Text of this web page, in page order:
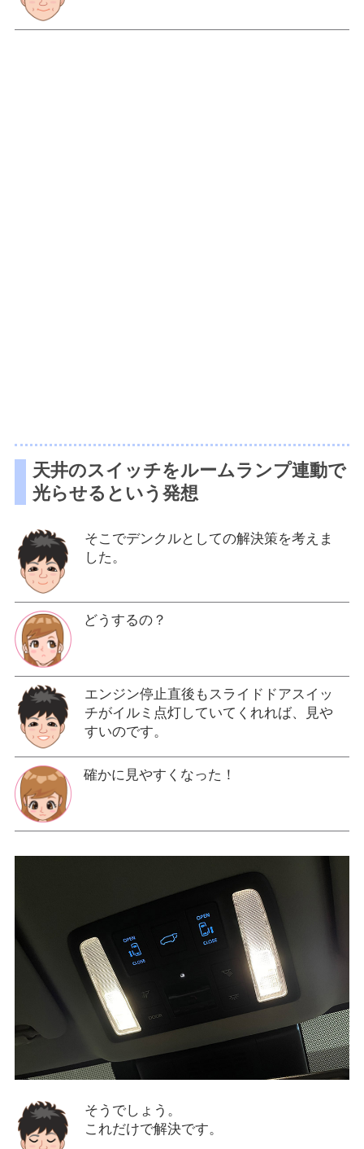
天井のスイッチをルームランプ連動で
光らせるという発想
そこでデンクルとしての解決策を考えま
した。
どうするの？
エンジン停止直後もスライドドアスイッ
チがイルミ点灯していてくれれば、見や
すいのです。
確かに見やすくなった！
そうでしょう。
これだけで解決です。